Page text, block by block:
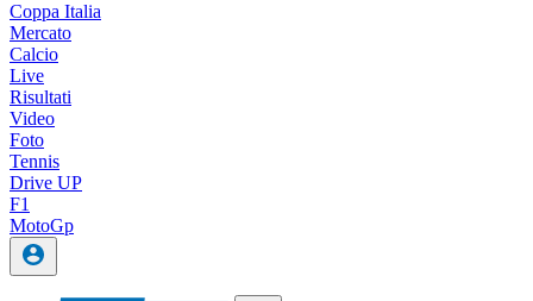
Coppa Italia
Mercato
Calcio
Live
Risultati
Video
Foto
Tennis
Drive UP
F1
MotoGp